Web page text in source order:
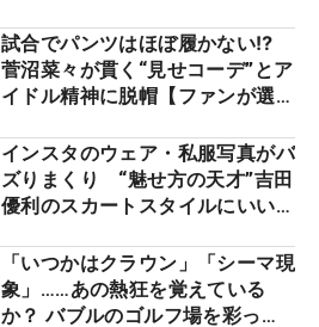
試合でパンツはほぼ履かない⁉
菅沼菜々が貫く“見せコーデ”とア
イドル精神に脱帽【ファンが選ぶ
インスタのウェア・私服写真がバ
ズりまくり “魅せ方の天才”吉田
優利のスカートスタイルにいい
「いつかはクラウン」「シーマ現
象」……あの熱狂を覚えている
か？ バブルのゴルフ場を彩った